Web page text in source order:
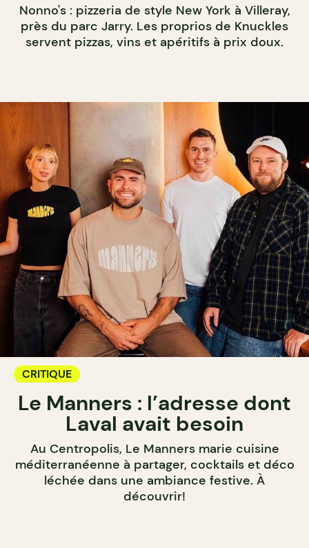
Nonno's : pizzeria de style New York à Villeray,
près du parc Jarry. Les proprios de Knuckles
servent pizzas, vins et apéritifs à prix doux.
CRITIQUE
Le Manners : l’adresse dont
Laval avait besoin
Au Centropolis, Le Manners marie cuisine
méditerranéenne à partager, cocktails et déco
léchée dans une ambiance festive. À
découvrir!